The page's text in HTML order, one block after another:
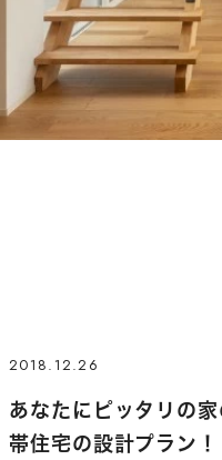
2018.12.26
あなたにピッタリの
帯住宅の設計プラン！